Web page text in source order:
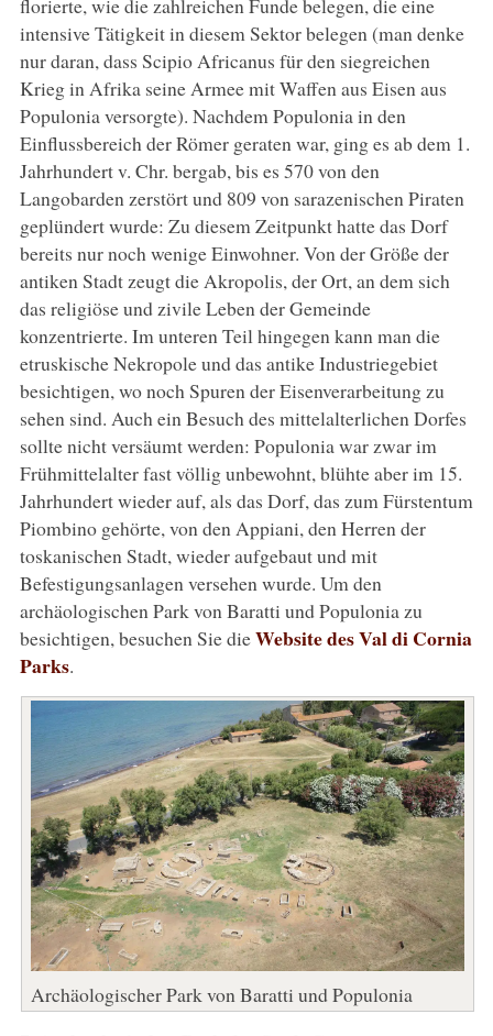
intensive Tätigkeit in diesem Sektor belegen (man denke
nur daran, dass Scipio Africanus für den siegreichen
Krieg in Afrika seine Armee mit Waffen aus Eisen aus
Populonia versorgte). Nachdem Populonia in den
Einflussbereich der Römer geraten war, ging es ab dem 1.
Jahrhundert v. Chr. bergab, bis es 570 von den
Langobarden zerstört und 809 von sarazenischen Piraten
geplündert wurde: Zu diesem Zeitpunkt hatte das Dorf
bereits nur noch wenige Einwohner. Von der Größe der
antiken Stadt zeugt die Akropolis, der Ort, an dem sich
das religiöse und zivile Leben der Gemeinde
konzentrierte. Im unteren Teil hingegen kann man die
etruskische Nekropole und das antike Industriegebiet
besichtigen, wo noch Spuren der Eisenverarbeitung zu
sehen sind. Auch ein Besuch des mittelalterlichen Dorfes
sollte nicht versäumt werden: Populonia war zwar im
Frühmittelalter fast völlig unbewohnt, blühte aber im 15.
Jahrhundert wieder auf, als das Dorf, das zum Fürstentum
Piombino gehörte, von den Appiani, den Herren der
toskanischen Stadt, wieder aufgebaut und mit
Befestigungsanlagen versehen wurde. Um den
archäologischen Park von Baratti und Populonia zu
besichtigen, besuchen Sie dieWebsite des Val di Cornia
Parks.
Archäologischer Park von Baratti und Populonia